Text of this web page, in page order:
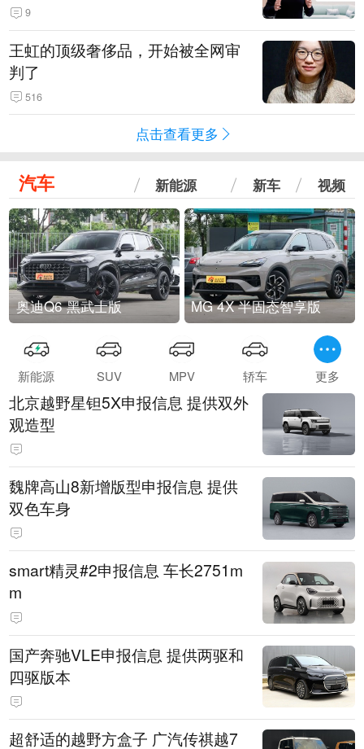
9
王虹的顶级奢侈品，开始被全网审
判了
516
点击查看更多
汽车 新能源 新车 视频
奥迪Q6 黑武士版 MG 4X 半固态智享版
新能源 SUV MPV 轿车 更多
北京越野星钽5X申报信息 提供双外
观造型
魏牌高山8新增版型申报信息 提供
双色车身
smart精灵#2申报信息 车长2751m
m
国产奔驰VLE申报信息 提供两驱和
四驱版本
超舒适的越野方盒子 广汽传祺越7